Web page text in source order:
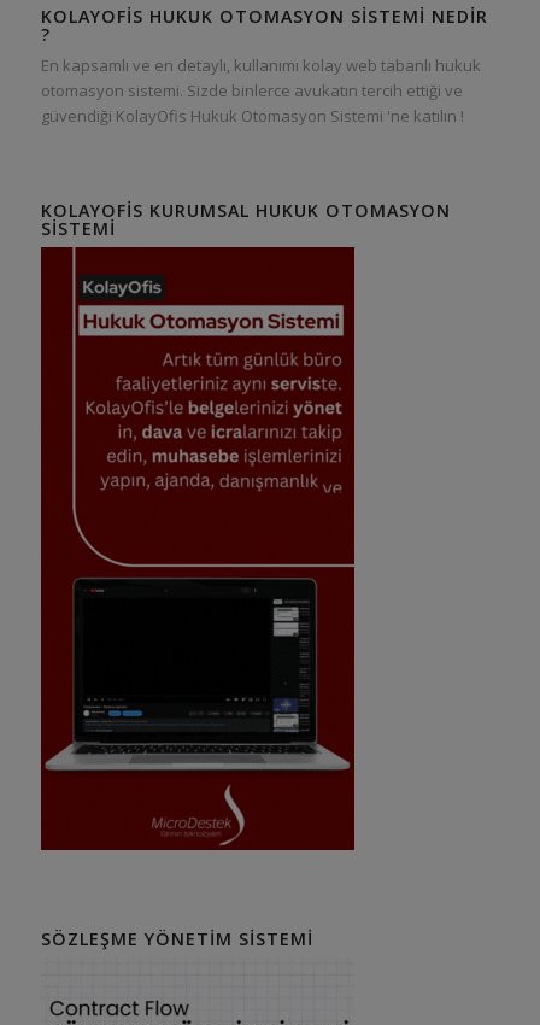
KOLAYOFIS HUKUK OTOMASYON SISTEMI NEDIR
?
En kapsamlı ve en detaylı, kullanımı kolay web tabanlı hukuk
otomasyon sistemi. Sizde binlerce avukatın tercih ettiği ve
güvendiği KolayOfis Hukuk Otomasyon Sistemi 'ne katılın !
KOLAYOFIS KURUMSAL HUKUK OTOMASYON
SISTEMI
SÖZLEŞME YÖNETIM SISTEMI